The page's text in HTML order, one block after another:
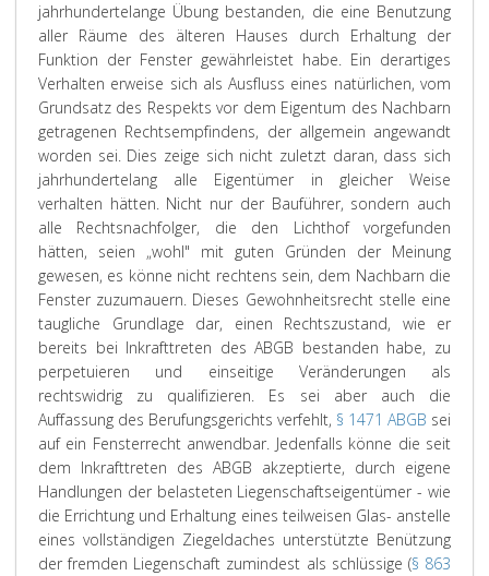
jahrhundertelange Übung bestanden, die eine Benutzung
aller Räume des älteren Hauses durch Erhaltung der
Funktion der Fenster gewährleistet habe. Ein derartiges
Verhalten erweise sich als Ausfluss eines natürlichen, vom
Grundsatz des Respekts vor dem Eigentum des Nachbarn
getragenen Rechtsempfindens, der allgemein angewandt
worden sei. Dies zeige sich nicht zuletzt daran, dass sich
jahrhundertelang alle Eigentümer in gleicher Weise
verhalten hätten. Nicht nur der Bauführer, sondern auch
alle Rechtsnachfolger, die den Lichthof vorgefunden
hätten, seien „wohl" mit guten Gründen der Meinung
gewesen, es könne nicht rechtens sein, dem Nachbarn die
Fenster zuzumauern. Dieses Gewohnheitsrecht stelle eine
taugliche Grundlage dar, einen Rechtszustand, wie er
bereits bei Inkrafttreten des ABGB bestanden habe, zu
perpetuieren und einseitige Veränderungen als
rechtswidrig zu qualifizieren. Es sei aber auch die
Auffassung des Berufungsgerichts verfehlt, § 1471 ABGB sei
auf ein Fensterrecht anwendbar. Jedenfalls könne die seit
dem Inkrafttreten des ABGB akzeptierte, durch eigene
Handlungen der belasteten Liegenschaftseigentümer - wie
die Errichtung und Erhaltung eines teilweisen Glas- anstelle
eines vollständigen Ziegeldaches unterstützte Benützung
der fremden Liegenschaft zumindest als schlüssige (§ 863